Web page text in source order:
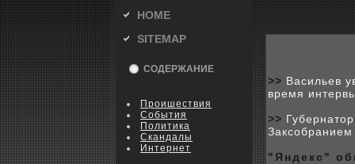
HOME
SITEMAP
СОДЕРЖАНИЕ
Пpoишествия
События
Политика
Скандалы
Интернет
>> Васильев
время
>>
Заксобранием
"Яндeкс"